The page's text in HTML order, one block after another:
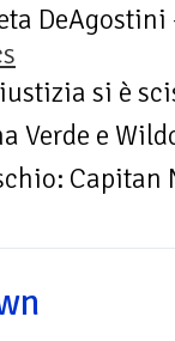
DeAgostini
si è
Verde e
Capitan